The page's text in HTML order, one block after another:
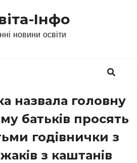
Інфо
новини освіти
назвала головну
батьків просять
годівнички з
з каштанів